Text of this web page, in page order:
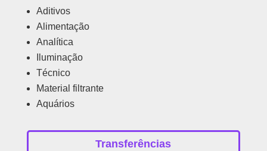
Aditivos
Alimentação
Analítica
Iluminação
Técnico
Material filtrante
Aquários
Transferências